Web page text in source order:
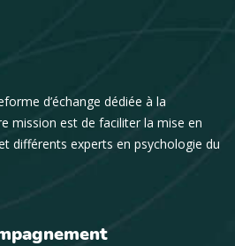
d’échange dédiée à la
mission est de faciliter la mise en
différents experts en psychologie du